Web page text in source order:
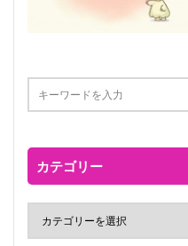
カテゴリー